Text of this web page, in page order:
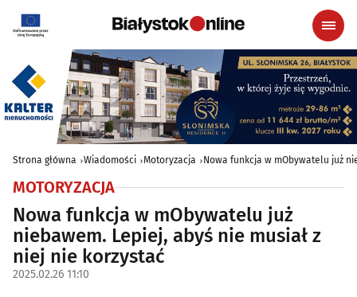
Strona główna Wiadomości Motoryzacja Nowa funkcja w mObywatelu już
MOTORYZACJA
Nowa funkcja w mObywatelu już
niebawem. Lepiej, abyś nie musiał z
niej nie korzystać
2025.02.26 11:10